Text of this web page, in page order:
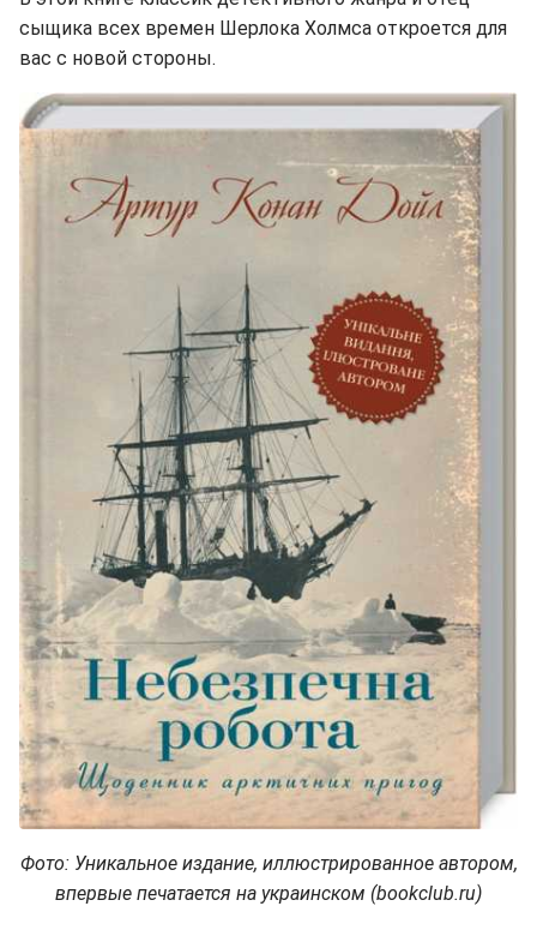
сыщика всех времен Шерлока Холмса откроется для
вас с новой стороны.
Фото: Уникальное издание, иллюстрированное автором,
впервые печатается на украинском (bookclub.ru)